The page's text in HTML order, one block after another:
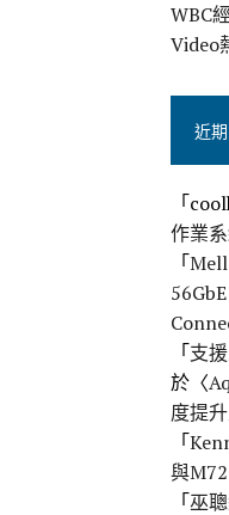
WBC
Video
近
「
作業
「
「支
於〈
度提
「
與
「巫